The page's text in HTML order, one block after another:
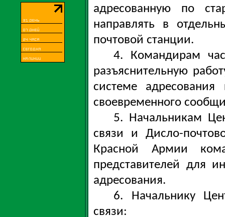
адресованную по
направлять в
почтовой станции.
4. Командирам
разъяснительную
системе
своевременного
5. Начальникам
связи и Дисло-
Красной Армии
представителей для
адресования.
6. Начальнику
связи: